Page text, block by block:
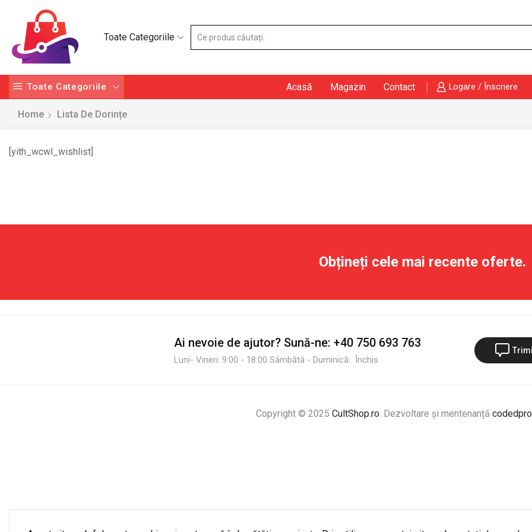
Toate Categoriile
Toate Categoriile Acasă Magazin Contact Logare / Înscriere
Home Lista De Dorințe
[yith_wcwl_wishlist]
Obțineți cele mai recente oferte.
Ai nevoie de ajutor? Sună-ne: +40 750 693 763
Luni- Vineri: 9:00 - 18:00 Sâmbătă - Duminică: Închis
Copyright © 2025 CultShop.ro. Dezvoltare și mentenanță